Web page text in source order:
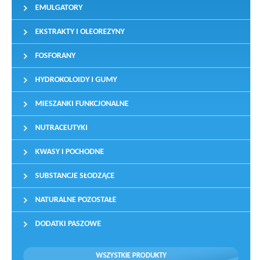
EMULGATORY
EKSTRAKTY I OLEOREZYNY
FOSFORANY
HYDROKOLOIDY I GUMY
MIESZANKI FUNKCJONALNE
NUTRACEUTYKI
KWASY I POCHODNE
SUBSTANCJE SŁODZĄCE
NATURALNE POZOSTAŁE
DODATKI PASZOWE
WSZYSTKIE PRODUKTY